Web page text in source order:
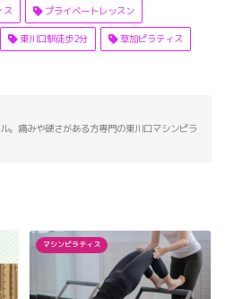
ス プライベートレッスン
東川口駅徒歩2分 草加ピラティス
。痛みや硬さがある方専門の東川口マシンピラ
マシンピラティス